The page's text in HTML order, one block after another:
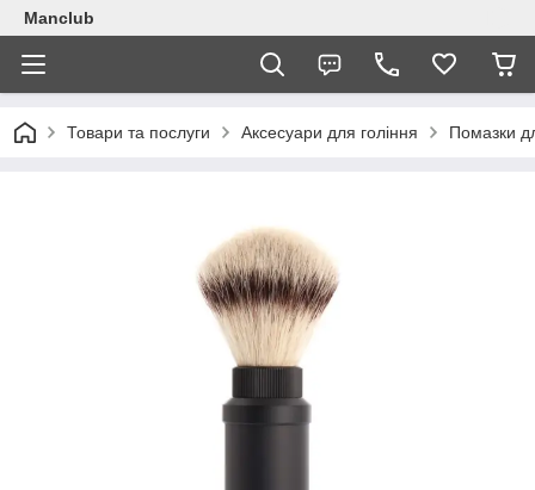
Manclub
Товари та послуги Аксесуари для гоління Помазки